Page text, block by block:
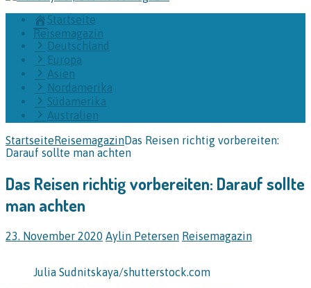
Startseite
Reisemagazin
Deutschland
Europa
Asien
Nordamerika
Südamerika
Australien
StartseiteReisemagazinDas Reisen richtig vorbereiten:
Darauf sollte man achten
Das Reisen richtig vorbereiten: Darauf sollte
man achten
23. November 2020 Aylin Petersen Reisemagazin
Julia Sudnitskaya/shutterstock.com